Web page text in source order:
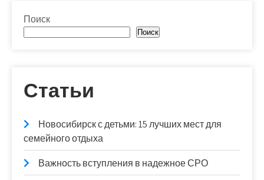
Поиск
Поиск
Статьи
Новосибирск с детьми: 15 лучших мест для
семейного отдыха
Важность вступления в надежное СРО